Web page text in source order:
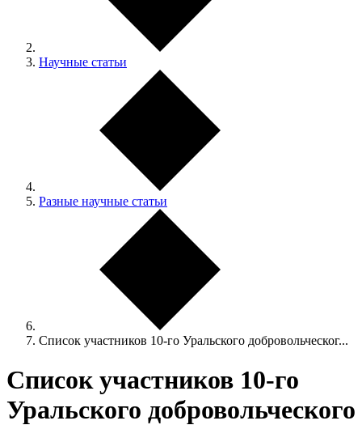
Научные статьи
Разные научные статьи
Список участников 10-го Уральского добровольческог...
Список участников 10-го
Уральского добровольческого